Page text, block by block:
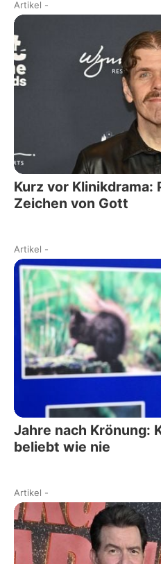
Artikel -
Kurz vor
Zeichen von Gott
Artikel -
Jahre nach Krönung:
beliebt wie nie
Artikel -